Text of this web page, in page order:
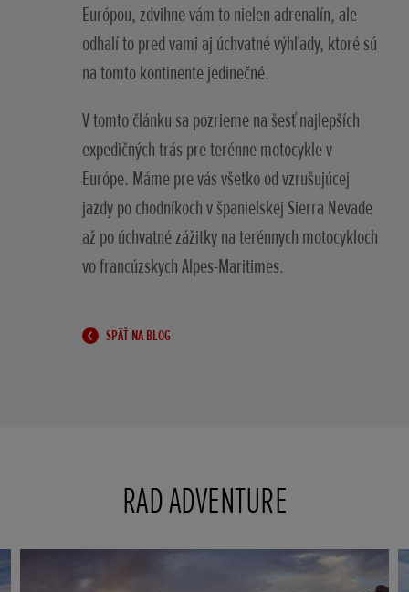
Európou, zdvihne vám to nielen adrenalín, ale
odhalí to pred vami aj úchvatné výhľady, ktoré sú
na tomto kontinente jedinečné.
V tomto článku sa pozrieme na šesť najlepších
expedičných trás pre terénne motocykle v
Európe. Máme pre vás všetko od vzrušujúcej
jazdy po chodníkoch v španielskej Sierra Nevade
až po úchvatné zážitky na terénnych motocykloch
vo francúzskych Alpes-Maritimes.
SPÄŤ NA BLOG
RAD ADVENTURE